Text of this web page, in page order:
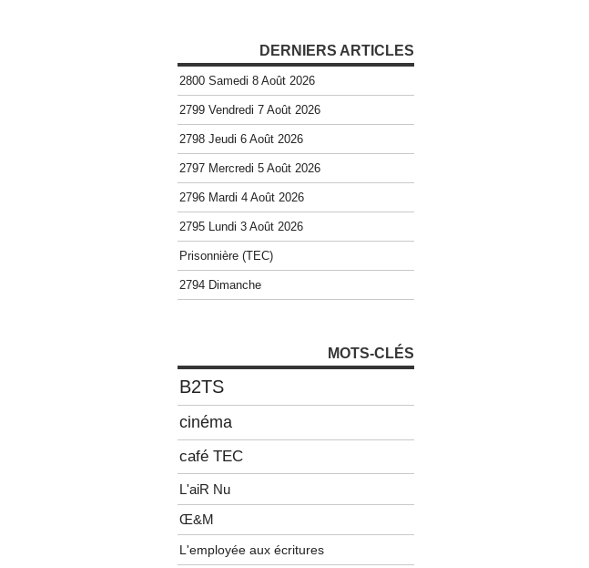
DERNIERS ARTICLES
2800 Samedi 8 Août 2026
2799 Vendredi 7 Août 2026
2798 Jeudi 6 Août 2026
2797 Mercredi 5 Août 2026
2796 Mardi 4 Août 2026
2795 Lundi 3 Août 2026
Prisonnière (TEC)
2794 Dimanche
MOTS-CLÉS
B2TS
cinéma
café TEC
L'aiR Nu
Œ&M
L'employée aux écritures